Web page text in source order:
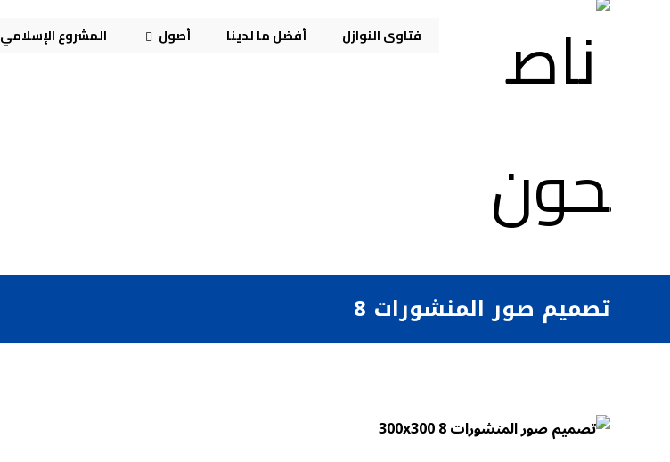
فتاوى النوازل أفضل ما لدينا أصول المشروع الإسلامي
تصميم صور المنشورات 8